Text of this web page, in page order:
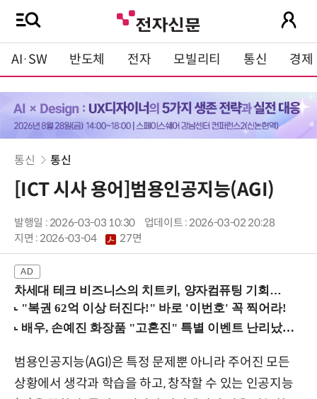
AI·SW 반도체 전자 모빌리티 통신 경제
통신 통신
[ICT 시사 용어]범용인공지능(AGI)
발행일 : 2026-03-03 10:30
업데이트 : 2026-03-02 20:28
지면 :2026-03-04 27면
차세대 테크 비즈니스의 치트키, 양자컴퓨팅 기회를 선점하라! (8/28 강남역)
범용인공지능(AGI)은 특정 문제뿐 아니라 주어진 모든
상황에서 생각과 학습을 하고, 창작할 수 있는 인공지능